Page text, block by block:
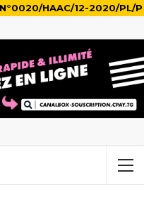
HAAC/12-2020/PL/P